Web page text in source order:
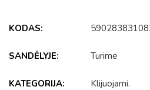
KODAS:
SANDĖLYJE: Turime
KATEGORIJA: Klijuojami.